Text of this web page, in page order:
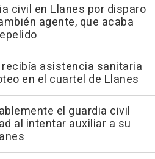
civil en Llanes por disparo
agente, que acaba
asistencia sanitaria
en el cuartel de Llanes
el guardia civil
al intentar auxiliar a su